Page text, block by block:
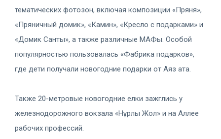
тематических фотозон, включая композиции «Пряня»,
«Пряничный домик», «Камин», «Кресло с подарками» и
«Домик Санты», а также различные МАФы. Особой
популярностью пользовалась «Фабрика подарков»,
где дети получали новогодние подарки от Аяз ата.
Также 20-метровые новогодние елки зажглись у
железнодорожного вокзала «Нұрлы Жол» и на Аллее
рабочих профессий.